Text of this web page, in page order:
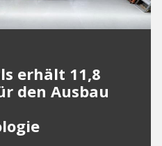
erhält 11,8
den Ausbau